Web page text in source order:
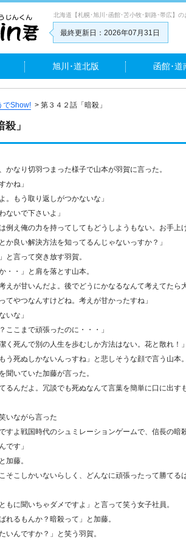
北海道【札幌･旭川･函館･苫小牧･釧路･帯広】
最終更新日：2026年07月31日
旭川･道北版 函館･道
でShow! > 第３４２話「暗殺」
」
なり切羽つまった様子で山本が羽賀に言った。
かね」
。もう取り返しがつかないな」
ないで下さいよ」
例え俺の力を持ってしてもどうしようもない。お手上
か良い解決方法を知ってるんじゃないっすか？」
と言って突き放す羽賀。
・・」と肩を落とす山本。
えが甘いんだよ。後でどうにかなるなんて考えてたら
てやつなんすけどね。考えが甘かったすね」
いな」
ここまで頑張ったのに・・・」
く死んで別の人生を歩むしか方法はない。花と散れ！」
う死ぬしかないんっすね」と悲しそうな顔で言う山本。
聞いていた加藤が言った。
るんだよ。冗談でも死ぬなんて言葉を簡単に口に出す
いながら言った
すよ戦国時代のシュミレーションゲームで、信長の
です」
加藤。
そこしかいないらしく、どんなに頑張ったって勝て
もに聞いちゃダメですよ」と言って笑う女子社員。
れるもんか？暗殺って」と加藤。
いんですか？」と笑う羽賀。